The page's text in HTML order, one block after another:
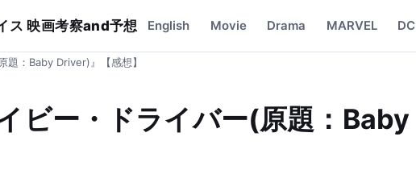
ス 映画考察and予想 English Movie Drama MARVEL DC
題：Baby Driver)』【感想】
ビー・ドライバー(原題：Baby